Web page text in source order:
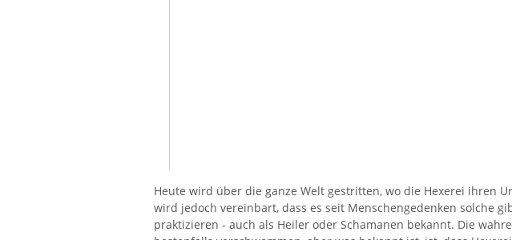
Heute wird über die ganze Welt gestritten, wo die Hexerei ihren
wird jedoch vereinbart, dass es seit Menschengedenken solche
praktizieren - auch als Heiler oder Schamanen bekannt. Die